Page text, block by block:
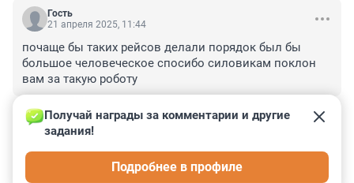
Гость
21 апреля 2025, 11:44
почаще бы таких рейсов делали порядок был бы
большое человеческое спосибо силовикам поклон
вам за такую роботу
ОТВЕТИТЬ –0
Гость
Они из Индии вышли!!!
Получай награды за комментарии и другие
задания!
Подробнее в профиле